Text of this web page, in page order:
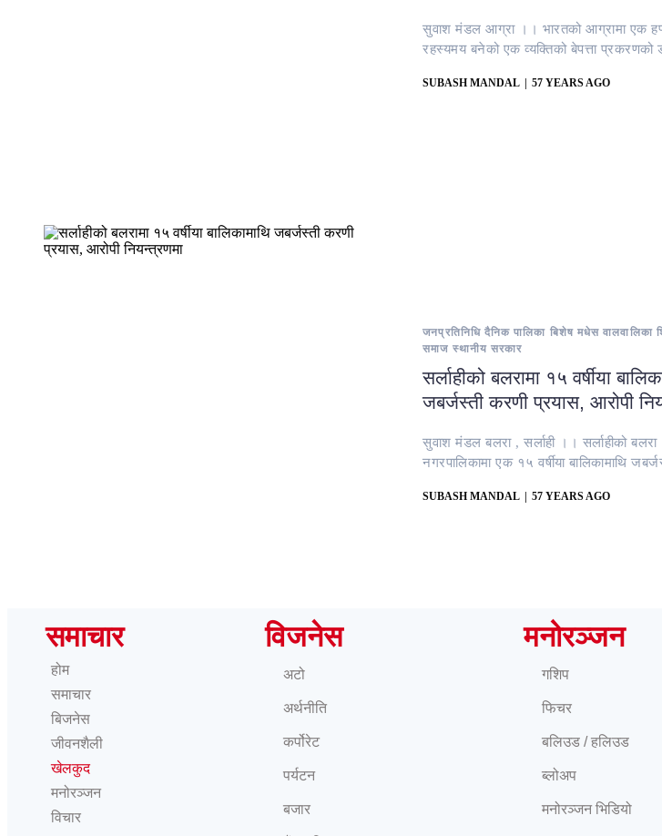
सुवाश मंडल ​आग्रा ।। भारतको आग्रामा एक
रहस्यमय बनेको एक व्यक्तिको बेपत्ता प्रकरणको
SUBASH MANDAL 57 YEARS AGO
जनप्रतिनिधि दैनिक पालिका बिशेष मधेस वालवालिका
समाज स्थानीय सरकार
सर्लाहीको बलरामा १५ वर्षीया
जबर्जस्ती करणी प्रयास, आरोपी
सुवाश मंडल बलरा , सर्लाही ।। सर्लाहीको बलरा
नगरपालिकामा एक १५ वर्षीया बालिकामाथि
SUBASH MANDAL 57 YEARS AGO
समाचार
होम
समाचार
बिजनेस
जीवनशैली
खेलकुद
मनोरञ्जन
विचार
विजनेस
अटो
अर्थनीति
कर्पोरेट
पर्यटन
बजार
मनोरञ्जन
गशिप
फिचर
बलिउड / हलिउड
ब्लोअप
मनोरञ्जन भिडियो